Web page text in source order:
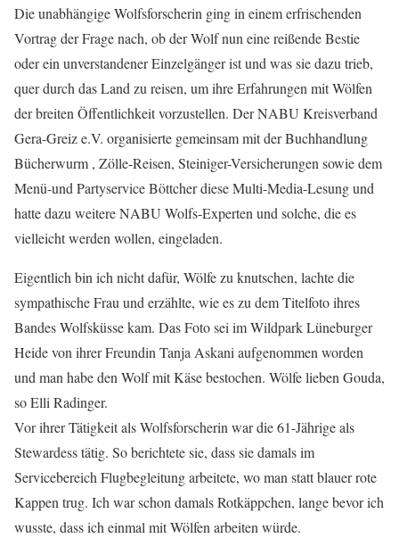
Die unabhängige Wolfsforscherin ging in einem erfrischenden
Vortrag der Frage nach, ob der Wolf nun eine reißende Bestie
oder ein unverstandener Einzelgänger ist und was sie dazu trieb,
quer durch das Land zu reisen, um ihre Erfahrungen mit Wölfen
der breiten Öffentlichkeit vorzustellen. Der NABU Kreisverband
Gera-Greiz e.V. organisierte gemeinsam mit der Buchhandlung
Bücherwurm , Zölle-Reisen, Steiniger-Versicherungen sowie dem
Menü-und Partyservice Böttcher diese Multi-Media-Lesung und
hatte dazu weitere NABU Wolfs-Experten und solche, die es
vielleicht werden wollen, eingeladen.
Eigentlich bin ich nicht dafür, Wölfe zu knutschen, lachte die
sympathische Frau und erzählte, wie es zu dem Titelfoto ihres
Bandes Wolfsküsse kam. Das Foto sei im Wildpark Lüneburger
Heide von ihrer Freundin Tanja Askani aufgenommen worden
und man habe den Wolf mit Käse bestochen. Wölfe lieben Gouda,
so Elli Radinger.
Vor ihrer Tätigkeit als Wolfsforscherin war die 61-Jährige als
Stewardess tätig. So berichtete sie, dass sie damals im
Servicebereich Flugbegleitung arbeitete, wo man statt blauer rote
Kappen trug. Ich war schon damals Rotkäppchen, lange bevor ich
wusste, dass ich einmal mit Wölfen arbeiten würde.